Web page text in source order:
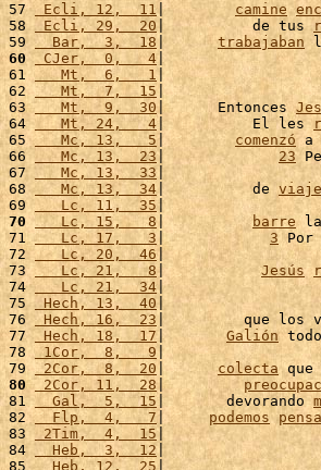
57 Ecli, 12,  11| camine
58 Ecli, 29,  20 |          de tus
59
  Bar,  3,  18
| trabajaban
60
CJer,  0,   4
61
   Mt,  6,   1
62
   Mt,  7,  15
63
   Mt,  9,  30
|      Entonces
64
   Mt, 24,   4
|          El les
65
   Mc, 13,   5
| comenzó a
66
   Mc, 13,  23
| 23
67
   Mc, 13,  33
68
   Mc, 13,  34
|          de viaje
69
   Lc, 11,  35
70
   Lc, 15,   8
| barre
71
   Lc, 17,   3
| 3 Por
72
   Lc, 20,  46
73
   Lc, 21,   8
| Jesús
74
   Lc, 21,  34
75 Hech, 13,  40
76 Hech, 16,  23 |         que los
77
Hech, 18,  17 | Galión
78 1Cor,  8,   9
79 2Cor,  8,  20 | colecta que
80 2Cor, 11,  28|
81
  Gal,  5,  15
|       devorando
82
  Flp,  4,   7
| podemos
83
2Tim,  4,  15
84
  Heb,  3,  12
85
  Heb, 12,  25